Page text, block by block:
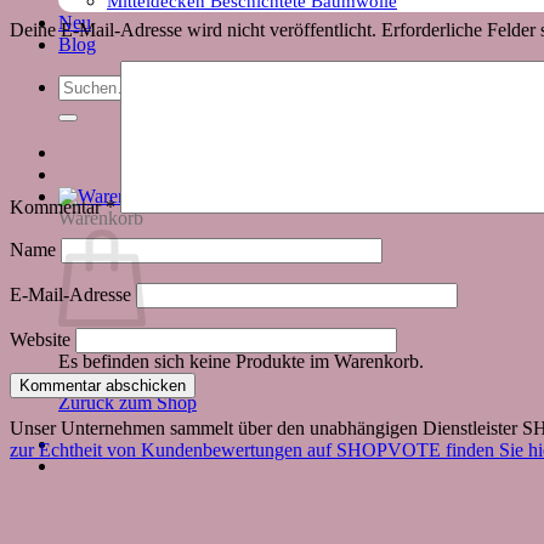
Neu
Blog
Suchen
nach:
Warenkorb
Es befinden sich keine Produkte im Warenkorb.
Zurück zum Shop
Deine E-Mail-Adresse wird nicht veröffentlicht. Erforderliche Felder
Kommentar*
Name
E-Mail-Adresse
Website
Unser Unternehmen sammelt über den unabhängigen
zur Echtheit von Kundenbewertungen auf SHOPVOTE finden Sie